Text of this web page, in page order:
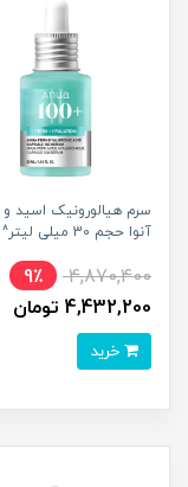
آنوا حجم 30 میلی لیتر^
4,870,400
9٪
4,432,200 تومان